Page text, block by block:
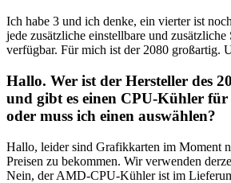
Ich habe 3 und ich denke, ein vierter ist
jede zusätzliche einstellbare und zusätzliche
verfügbar. Für mich ist der 2080 großartig.
Hallo. Wer ist der Hersteller des
und gibt es einen CPU-Kühler für
oder muss ich einen auswählen?
Hallo, leider sind Grafikkarten im Moment
Preisen zu bekommen. Wir verwenden
Nein, der AMD-CPU-Kühler ist im